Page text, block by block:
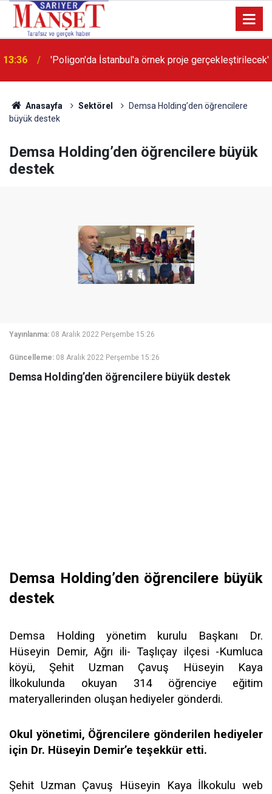
13:36 'Poligon'da İstanbul'a örnek proje gerçekleştirilecek'
Anasayfa Sektörel
Demsa Holding’den öğrencilere
büyük destek
Demsa Holding’den öğrencilere büyük
destek
Yayınlanma: 08 Aralık 2022 Perşembe 15:26
Güncelleme: 08 Aralık 2022 Perşembe 15:26
Demsa Holding’den öğrencilere büyük destek
Demsa Holding’den öğrencilere büyük
destek
Demsa Holding yönetim kurulu Başkanı Dr.
Hüseyin Demir, Ağrı ili- Taşlıçay ilçesi -Kumluca
köyü, Şehit Uzman Çavuş Hüseyin Kaya
İlkokulunda okuyan 314 öğrenciye
eğitim
materyallerinden oluşan hediyeler gönderdi.
Okul yönetimi, Öğrencilere gönderilen hediyeler
için Dr. Hüseyin Demir’e teşekkür etti.
Şehit Uzman Çavuş Hüseyin Kaya İlkokulu web